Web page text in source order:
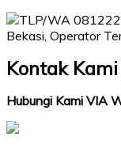
Kontak
Hubungi Kami VIA